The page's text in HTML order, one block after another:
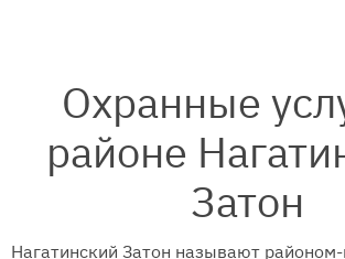
Охранные
районе
Затон
Нагатинский Затон называют